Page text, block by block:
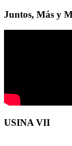
Juntos, Más y
USINA VII